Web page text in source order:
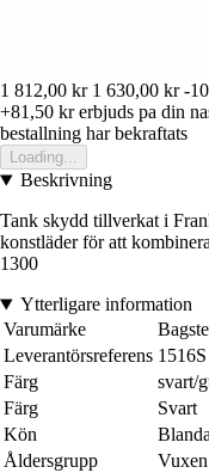
1 812,00 kr 1 630,00 kr -
+81,50 krerbjuds pa din
bestallning har bekraftats
Loading...
Beskrivning
Tank skydd tillverkat i
konstläder för att
1300
Ytterligare information
Varumärke
Leverantörsreferens 1516S
Färg
svart/
Färg
Svart
Kön
Åldersgrupp
Vuxen